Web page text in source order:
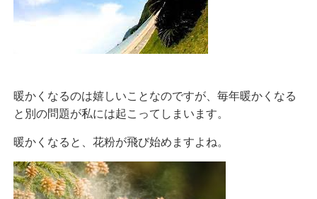
暖かくなるのは嬉しいことなのですが、毎年暖かくなる
と別の問題が私には起こってしまいます。
暖かくなると、花粉が飛び始めますよね。